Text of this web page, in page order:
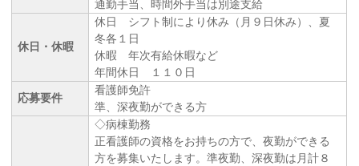
通勤手当、時間外手当は別途支給
休日・休暇
休日 シフト制により休み（月９日休み）、夏
冬各１日
休暇 年次有給休暇など
年間休日 １１０日
応募要件
看護師免許
準、深夜勤ができる方
◇病棟勤務
正看護師の資格をお持ちの方で、夜勤ができる
方を募集いたします。準夜勤、深夜勤は月計８